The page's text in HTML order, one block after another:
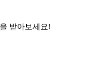
받아보세요!